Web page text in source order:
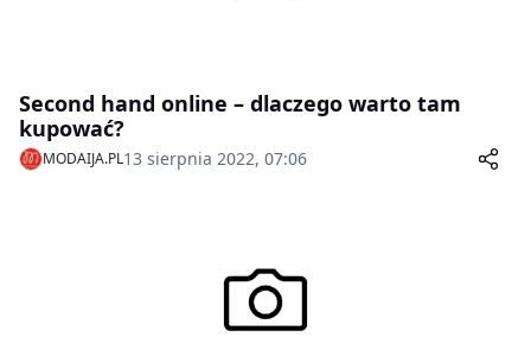
Second hand online – dlaczego warto tam
kupować?
MODAIJA.PL13 sierpnia 2022, 07:06